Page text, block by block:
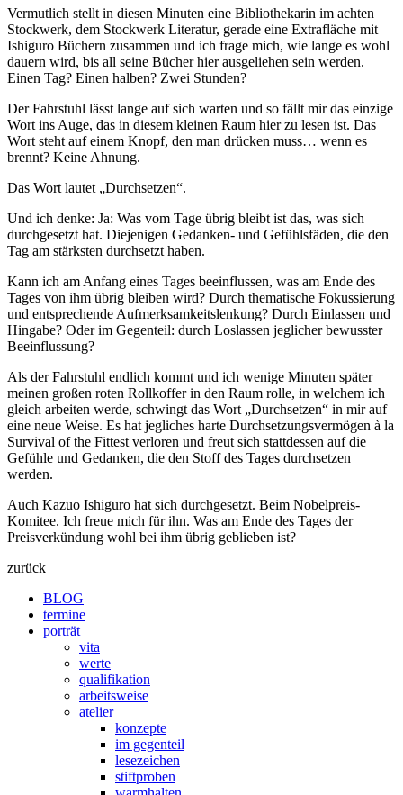
Vermutlich stellt in diesen Minuten eine Bibliothekarin im achten
Stockwerk, dem Stockwerk Literatur, gerade eine Extrafläche mit
Ishiguro Büchern zusammen und ich frage mich, wie lange es wohl
dauern wird, bis all seine Bücher hier ausgeliehen sein werden.
Einen Tag? Einen halben? Zwei Stunden?
Der Fahrstuhl lässt lange auf sich warten und so fällt mir das einzige
Wort ins Auge, das in diesem kleinen Raum hier zu lesen ist. Das
Wort steht auf einem Knopf, den man drücken muss… wenn es
brennt? Keine Ahnung.
Das Wort lautet „Durchsetzen“.
Und ich denke: Ja: Was vom Tage übrig bleibt ist das, was sich
durchgesetzt hat. Diejenigen Gedanken- und Gefühlsfäden, die den
Tag am stärksten durchsetzt haben.
Kann ich am Anfang eines Tages beeinflussen, was am Ende des
Tages von ihm übrig bleiben wird? Durch thematische Fokussierung
und entsprechende Aufmerksamkeitslenkung? Durch Einlassen und
Hingabe? Oder im Gegenteil: durch Loslassen jeglicher bewusster
Beeinflussung?
Als der Fahrstuhl endlich kommt und ich wenige Minuten später
meinen großen roten Rollkoffer in den Raum rolle, in welchem ich
gleich arbeiten werde, schwingt das Wort „Durchsetzen“ in mir auf
eine neue Weise. Es hat jegliches harte Durchsetzungsvermögen à la
Survival of the Fittest verloren und freut sich stattdessen auf die
Gefühle und Gedanken, die den Stoff des Tages durchsetzen
werden.
Auch Kazuo Ishiguro hat sich durchgesetzt. Beim Nobelpreis-
Komitee. Ich freue mich für ihn. Was am Ende des Tages der
Preisverkündung wohl bei ihm übrig geblieben ist?
zurück
BLOG
termine
porträt
vita
werte
qualifikation
arbeitsweise
atelier
konzepte
im gegenteil
lesezeichen
stiftproben